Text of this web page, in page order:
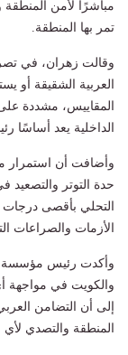
مباشرًا لأمن
تمر بها المنطقة.
وقالت زهران، في
العربية الشقيقة أو
المقاييس، مشددة
الداخلية يعد أساسًا
وأضافت أن استمرار
حدة التوتر
التحلي بأقصى درجات
الأزمات والصراعات
وأكدت رئيس مؤسسة
والكويت في مواجهة
إلى أن التضامن
المنطقة والتصدي